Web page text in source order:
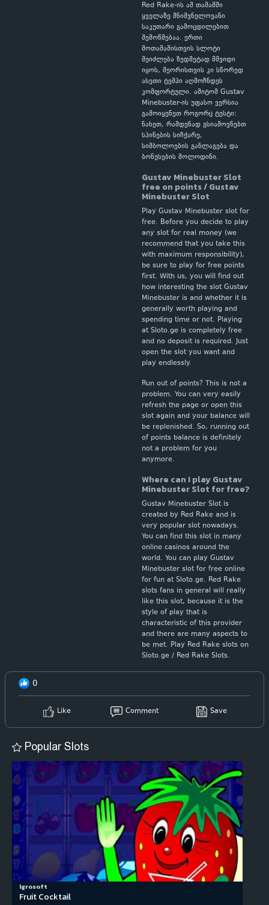
Red Rake-ის ამ თამაშში
ყველაზე მნიშვნელოვანი
საკუთარი გამოცდილებით
შემოწმებაა. ერთი
მოთამაშისთვის სლოტი
შეიძლება ზედმეტად მშვიდი
იყოს, მეორისთვის კი სწორედ
ასეთი ტემპი აღმოჩნდეს
კომფორტული. ამიტომ Gustav
Minebuster-ის უფასო ვერსია
გამოიყენეთ როგორც ტესტი:
ნახეთ, რამდენად გსიამოვნებთ
სპინების სიჩქარე,
სიმბოლოების განლაგება და
ბონუსების მოლოდინი.
Gustav Minebuster Slot
free on points / Gustav
Minebuster Slot
Play Gustav Minebuster slot for
free. Before you decide to play
any slot for real money (we
recommend that you take this
with maximum responsibility),
be sure to play for free points
first. With us, you will find out
how interesting the slot Gustav
Minebuster is and whether it is
generally worth playing and
spending time or not. Playing
at Sloto.ge is completely free
and no deposit is required. Just
open the slot you want and
play endlessly.
Run out of points? This is not a
problem. You can very easily
refresh the page or open this
slot again and your balance will
be replenished. So, running out
of points balance is definitely
not a problem for you
anymore.
Where can I play Gustav
Minebuster Slot for free?
Gustav Minebuster Slot is
created by Red Rake and is
very popular slot nowadays.
You can find this slot in many
online casinos around the
world. You can play Gustav
Minebuster slot for free online
for fun at Sloto.ge. Red Rake
slots fans in general will really
like this slot, because it is the
style of play that is
characteristic of this provider
and there are many aspects to
be met. Play Red Rake slots on
Sloto.ge / Red Rake Slots.
0
Like Comment Save
Popular Slots
Igrosoft
Fruit Cocktail